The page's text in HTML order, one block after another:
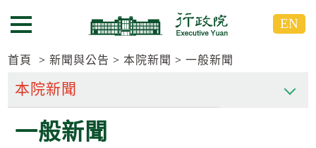
到
要
區
到
要
區
選單按鈕 EN
首頁 新聞與公告 本院新聞 一般新聞
一般新聞